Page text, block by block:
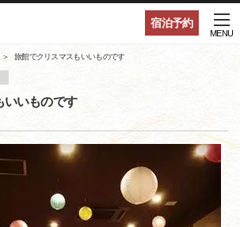
宿泊予約
MENU
旅館でクリスマスもいいものです
いいものです